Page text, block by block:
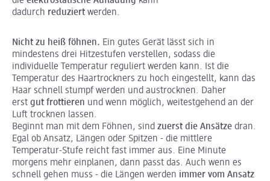
dadurch reduziert werden.
Nicht zu heiß föhnen. Ein gutes Gerät lässt sich in
mindestens drei Hitzestufen verstellen, sodass die
individuelle Temperatur reguliert werden kann. Ist die
Temperatur des Haartrockners zu hoch eingestellt, kann das
Haar schnell stumpf werden und austrocknen. Daher
erst gut frottieren und wenn möglich, weitestgehend an der
Luft trocknen lassen.
Beginnt man mit dem Föhnen, sind zuerst die Ansätze dran.
Egal ob Ansatz, Längen oder Spitzen - die mittlere
Temperatur-Stufe reicht fast immer aus. Eine Minute
morgens mehr einplanen, dann passt das. Auch wenn es
schnell gehen muss - die Längen werden immer vom Ansatz